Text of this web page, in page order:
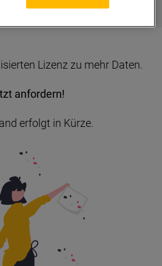
Lizenz zu mehr Daten.
anfordern!
erfolgt in Kürze.